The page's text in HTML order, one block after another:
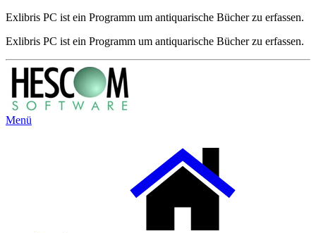
Exlibris PC ist ein Programm um antiquarische Bücher zu erfassen.
Exlibris PC ist ein Programm um antiquarische Bücher zu erfassen.
Menü